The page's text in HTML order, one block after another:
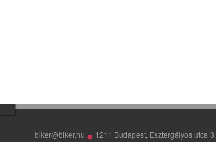
biker@biker.hu • 1211 Budapest, Esztergályos utca 3.